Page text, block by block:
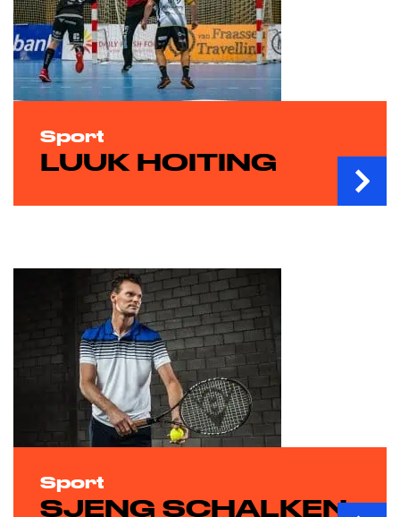
Sport
LUUK HOITING
Sport
SJENG SCHALKEN